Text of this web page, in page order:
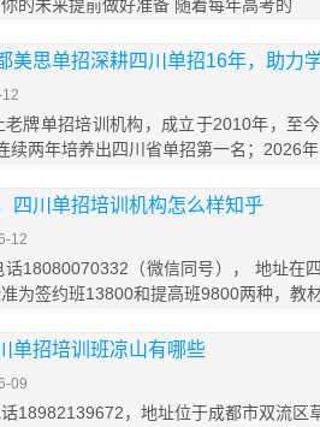
的未来提前做好准备 随着每年高考的
思单招深耕四川单招16年，助力学
牌单招培训机构，成立于2010年，至
续两年培养出四川省单招第一名；2026年
四川单招培训机构怎么样知乎
12
18080070332（微信同号）， 地址在
为签约班13800和提高班9800两种，教
单招培训班凉山有哪些
09
18982139672，地址位于成都市双流区